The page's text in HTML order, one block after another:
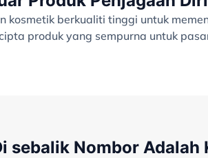
kosmetik berkualiti tinggi untuk
produk yang sempurna untuk
sebalik Nombor Adalah